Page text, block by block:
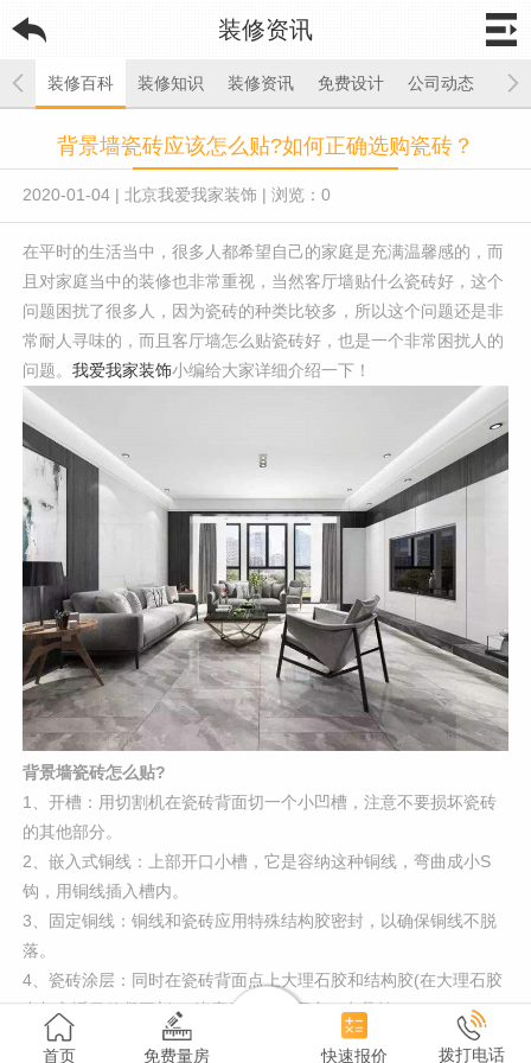
装修资讯
装修百科 装修知识 装修资讯 免费设计 公司动态
背景墙瓷砖应该怎么贴?如何正确选购瓷砖？
2020-01-04 | 北京我爱我家装饰 | 浏览： 0
在平时的生活当中，很多人都希望自己的家庭是充满温馨感的，而
且对家庭当中的装修也非常重视，当然客厅墙贴什么瓷砖好，这个
问题困扰了很多人，因为瓷砖的种类比较多，所以这个问题还是非
常耐人寻味的，而且客厅墙怎么贴瓷砖好，也是一个非常困扰人的
问题。 我爱我家装饰小编给大家详细介绍一下！
背景墙瓷砖怎么贴?
1、开槽：用切割机在瓷砖背面切一个小凹槽，注意不要损坏瓷砖
的其他部分。
2、嵌入式铜线：上部开口小槽，它是容纳这种铜线，弯曲成小S
钩，用铜线插入槽内。
3、固定铜线：铜线和瓷砖应用特殊结构胶密封，以确保铜线不脱
落。
4、瓷砖涂层：同时在瓷砖背面点上大理石胶和结构胶(在大理石胶
中加入适量的凝固剂)，毕竟依靠铜线固定一点悬挂。
5、墙上的瓷砖：瓷砖贴在墙上，同时还要在铜线的挂钩处拧紧拧
首页 免费量房 快速报价 拨打电话